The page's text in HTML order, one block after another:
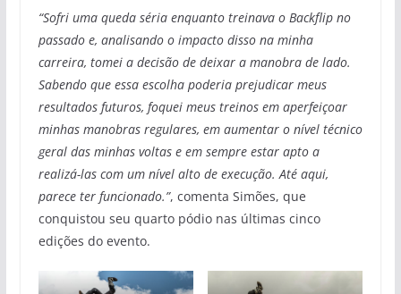
“Sofri uma queda séria enquanto treinava o Backflip no
passado e, analisando o impacto disso na minha
carreira, tomei a decisão de deixar a manobra de lado.
Sabendo que essa escolha poderia prejudicar meus
resultados futuros, foquei meus treinos em aperfeiçoar
minhas manobras regulares, em aumentar o nível técnico
geral das minhas voltas e em sempre estar apto a
realizá-las com um nível alto de execução. Até aqui,
parece ter funcionado.”, comenta Simões, que
conquistou seu quarto pódio nas últimas cinco
edições do evento.